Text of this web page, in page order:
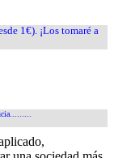
1€). ¡Los tomaré a